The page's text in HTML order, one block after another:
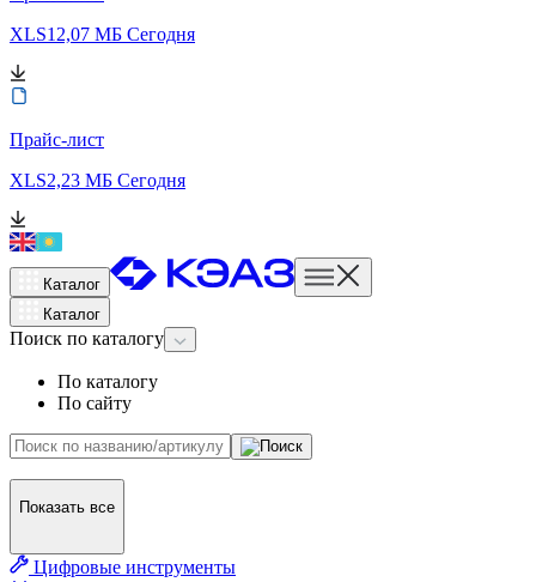
XLS12,07 МБ Сегодня
Прайс-лист
XLS2,23 МБ Сегодня
Каталог
Каталог
Поиск по каталогу
По каталогу
По сайту
Показать все
Цифровые инструменты